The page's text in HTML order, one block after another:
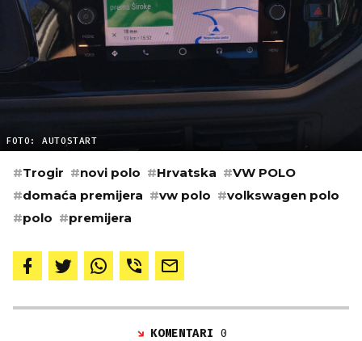
FOTO: AUTOSTART
#Trogir #novi polo #Hrvatska #VW POLO
#domaća premijera #vw polo #volkswagen polo
#polo #premijera
KOMENTARI0